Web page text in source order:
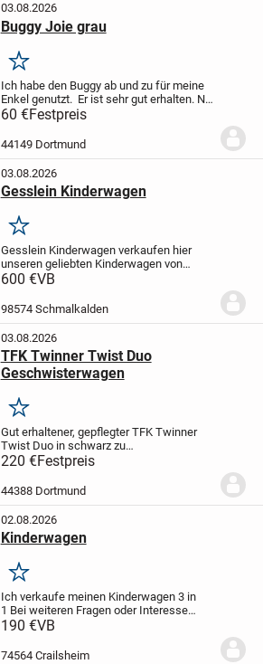
03.08.2026
Buggy Joie grau
Merken
Ich habe den Buggy ab und zu für meine
Enkel genutzt. Er ist sehr gut erhalten. Nur
Abholung in Dortmund-Dorstfeld, kein
60 €Festpreis
44149 Dortmund
03.08.2026
Gesslein Kinderwagen
Merken
Gesslein Kinderwagen verkaufen hier
unseren geliebten Kinderwagen von
Gesslein inklusive
Sportsitz und Buggyaufsatz der bis
genutzt...
600 €VB
98574 Schmalkalden
03.08.2026
TFK Twinner Twist Duo
Geschwisterwagen
Merken
Gut erhaltener, gepflegter TFK Twinner
Twist Duo in schwarz zu
verkaufen,Dieses Modell ist sehr leicht.
Lässt sich gut zusammenfalten.
diverse Funktionen (Sitz- und
220 €Festpreis
44388 Dortmund
02.08.2026
Kinderwagen
Merken
Ich verkaufe meinen Kinderwagen 3 in
1 Bei weiteren Fragen oder Interesse
gerne melden.
190 €VB
74564 Crailsheim